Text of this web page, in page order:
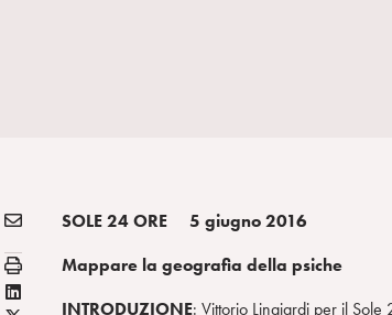
Condividi:
E
A
I
S
tL
SOLE 24 ORE 5 giugno 2016
Mappare la geografia della psiche
INTRODUZIONE: Vittorio Lingiardi per il